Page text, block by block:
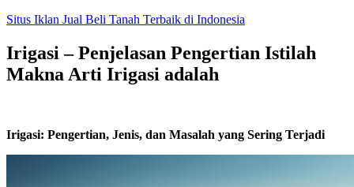
Skip
content
Situs Iklan Jual Beli Tanah Terbaik di Indonesia
Irigasi – Penjelasan Pengertian Istilah
Makna Arti Irigasi adalah
Irigasi: Pengertian, Jenis, dan Masalah yang Sering Terjadi